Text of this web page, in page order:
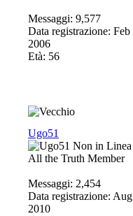
Messaggi: 9,577
Data registrazione: Feb
2006
Età: 56
Ugo51
All the Truth Member
Messaggi: 2,454
Data registrazione: Aug
2010